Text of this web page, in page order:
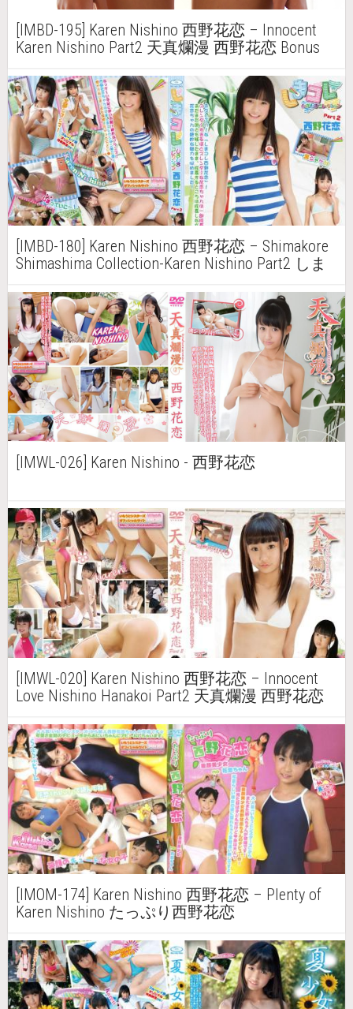
[IMBD-195] Karen Nishino 西野花恋 – Innocent
Karen Nishino Part2 天真爛漫 西野花恋 Bonus
[IMBD-180] Karen Nishino 西野花恋 – Shimakore
Shimashima Collection-Karen Nishino Part2 しま
[IMWL-026] Karen Nishino - 西野花恋
[IMWL-020] Karen Nishino 西野花恋 – Innocent
Love Nishino Hanakoi Part2 天真爛漫 西野花恋
[IMOM-174] Karen Nishino 西野花恋 – Plenty of
Karen Nishino たっぷり西野花恋